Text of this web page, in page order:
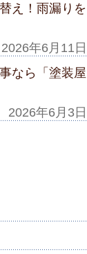
え！雨漏りを
2026年6月11日
なら「塗装屋
2026年6月3日